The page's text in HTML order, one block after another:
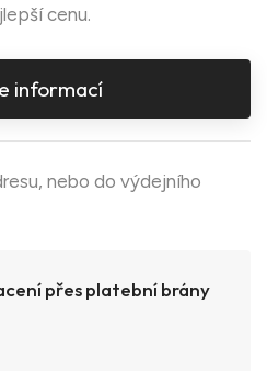
cenu.
informací
nebo do výdejního
přes platební brány